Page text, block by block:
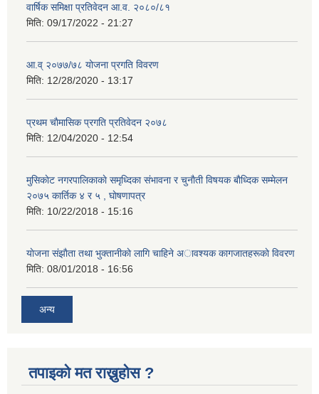
वार्षिक समिक्षा प्रतिवेदन आ.व. २०८०/८१
मिति: 09/17/2022 - 21:27
आ.व् २०७७/७८ योजना प्रगति विवरण
मिति: 12/28/2020 - 13:17
प्रथम चाैमासिक प्रगति प्रतिवेदन २०७८
मिति: 12/04/2020 - 12:54
मुसिकाेट नगरपालिकाकाे समृध्दिका संभावना र चुनाैती विषयक बाैध्दिक सम्मेलन
२०७५ कार्तिक ४ र ५ , घाेषणापत्र
मिति: 10/22/2018 - 15:16
याेजना संझाैता तथा भुक्तानीकाे लागि चाहिने अावश्यक कागजातहरूकाे विवरण
मिति: 08/01/2018 - 16:56
अन्य
तपाइको मत राख्नुहोस ?